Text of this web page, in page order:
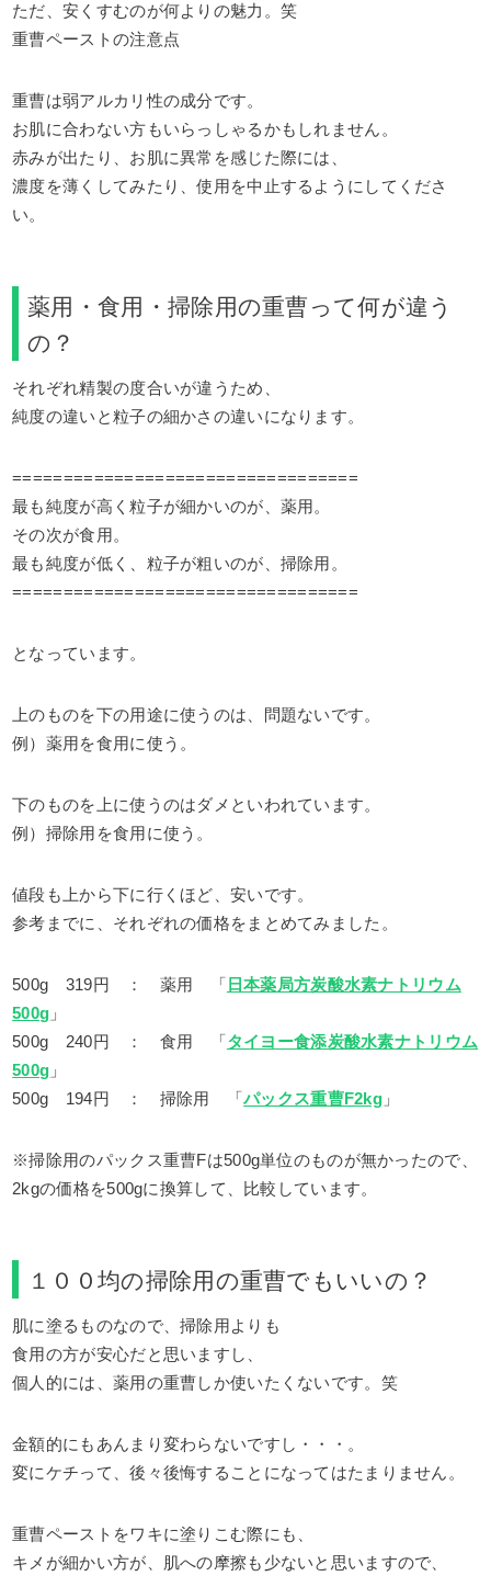
ただ、安くすむのが何よりの魅力。笑
重曹ペーストの注意点
重曹は弱アルカリ性の成分です。
お肌に合わない方もいらっしゃるかもしれません。
赤みが出たり、お肌に異常を感じた際には、
濃度を薄くしてみたり、使用を中止するようにしてくださ
い。
薬用・食用・掃除用の重曹って何が違う
の？
それぞれ精製の度合いが違うため、
純度の違いと粒子の細かさの違いになります。
==================================
最も純度が高く粒子が細かいのが、薬用。
その次が食用。
最も純度が低く、粒子が粗いのが、掃除用。
==================================
となっています。
上のものを下の用途に使うのは、問題ないです。
例）薬用を食用に使う。
下のものを上に使うのはダメといわれています。
例）掃除用を食用に使う。
値段も上から下に行くほど、安いです。
参考までに、それぞれの価格をまとめてみました。
500g 319円 ： 薬用 「 日本薬局方炭酸水素ナトリウム
500g 」
500g 240円 ： 食用 「 タイヨー食添炭酸水素ナトリウム
500g 」
500g 194円 ： 掃除用 「パックス重曹F2kg 」
※掃除用のパックス重曹Fは500g単位のものが無かったので、
2kgの価格を500gに換算して、比較しています。
１００均の掃除用の重曹でもいいの？
肌に塗るものなので、掃除用よりも
食用の方が安心だと思いますし、
個人的には、薬用の重曹しか使いたくないです。笑
金額的にもあんまり変わらないですし・・・。
変にケチって、後々後悔することになってはたまりません。
重曹ペーストをワキに塗りこむ際にも、
キメが細かい方が、肌への摩擦も少ないと思いますので、